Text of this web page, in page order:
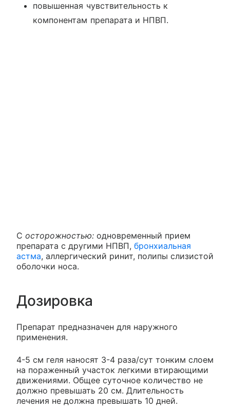
повышенная чувствительность к
компонентам препарата и НПВП.
С осторожностью: одновременный прием
препарата с другими НПВП, бронхиальная
астма, аллергический ринит, полипы слизистой
оболочки носа.
Дозировка
Препарат предназначен для наружного
применения.
4-5 см геля наносят 3-4 раза/сут тонким слоем
на пораженный участок легкими втирающими
движениями. Общее суточное количество не
должно превышать 20 см. Длительность
лечения не должна превышать 10 дней.